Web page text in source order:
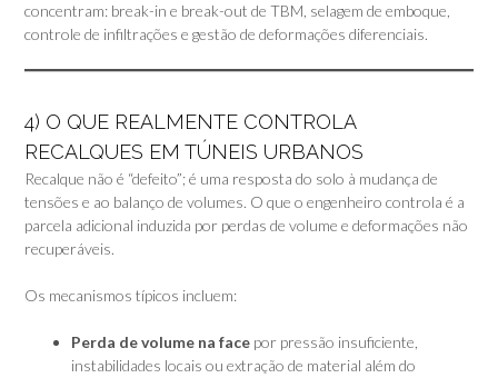
concentram: break-in e break-out de TBM, selagem de emboque,
controle de infiltrações e gestão de deformações diferenciais.
4) O QUE REALMENTE CONTROLA
RECALQUES EM TÚNEIS URBANOS
Recalque não é “defeito”; é uma resposta do solo à mudança de
tensões e ao balanço de volumes. O que o engenheiro controla é a
parcela adicional induzida por perdas de volume e deformações não
recuperáveis.
Os mecanismos típicos incluem:
Perda de volume na face por pressão insuficiente,
instabilidades locais ou extração de material além do